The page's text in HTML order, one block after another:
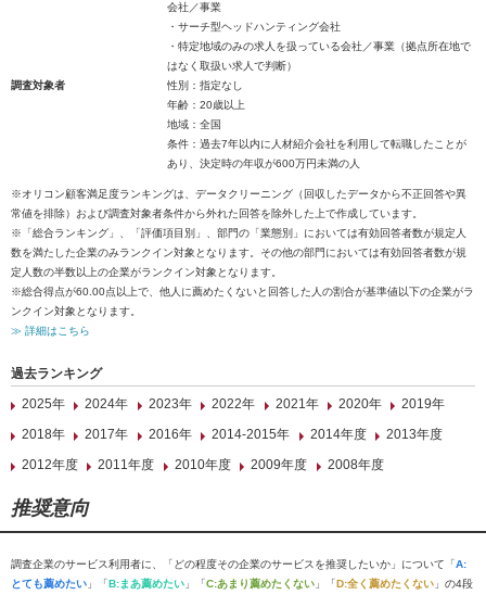
会社／事業
・サーチ型ヘッドハンティング会社
・特定地域のみの求人を扱っている会社／事業（拠点所在地で
はなく取扱い求人で判断）
調査対象者
性別：指定なし
年齢：20歳以上
地域：全国
条件：過去7年以内に人材紹介会社を利用して転職したことが
あり、決定時の年収が600万円未満の人
※オリコン顧客満足度ランキングは、データクリーニング（回収したデータから不正回答や異
常値を排除）および調査対象者条件から外れた回答を除外した上で作成しています。
※「総合ランキング」、「評価項目別」、部門の「業態別」においては有効回答者数が規定人
数を満たした企業のみランクイン対象となります。その他の部門においては有効回答者数が規
定人数の半数以上の企業がランクイン対象となります。
※総合得点が60.00点以上で、他人に薦めたくないと回答した人の割合が基準値以下の企業がラ
ンクイン対象となります。
≫ 詳細はこちら
過去ランキング
2025年
2024年 2023年 2022年 2021年 2020年
2019年
2018年
2017年 2016年 2014-2015年 2014年度
2013年度
2012年度
2011年度 2010年度 2009年度 2008年度
推奨意向
調査企業のサービス利用者に、「どの程度その企業のサービスを推奨したいか」について「A:
とても薦めたい 」「B:まあ薦めたい 」「C:あまり薦めたくない 」「D:全く薦めたくない 」の4段